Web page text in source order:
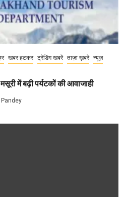
खबर हटकर ट्रेंडिंग खबरें ताज़ा ख़बरें न्यूज़
में बढ़ी पर्यटकों की आवाजाही